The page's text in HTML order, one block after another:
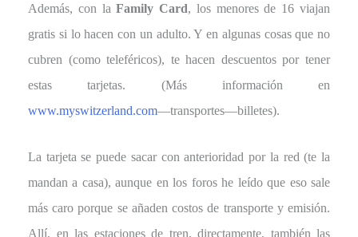
Además, con laFamily Card, los menores de 16 viajan
gratis si lo hacen con un adulto. Y en algunas cosas que no
cubren (como teleféricos), te hacen descuentos por tener
estas tarjetas. (Más información en
www.myswitzerland.com—transportes—billetes).
La tarjeta se puede sacar con anterioridad por la red (te la
mandan a casa), aunque en los foros he leído que eso sale
más caro porque se añaden costos de transporte y emisión.
Allí, en las estaciones de tren, directamente, también las